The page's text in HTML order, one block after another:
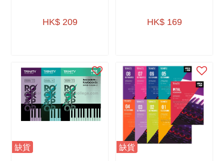
HK$ 209 HK$ 169
缺貨 缺貨